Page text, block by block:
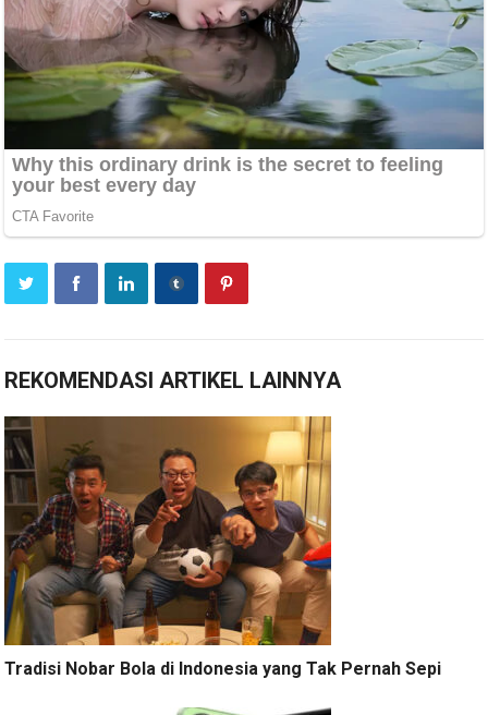
REKOMENDASI ARTIKEL LAINNYA
Tradisi Nobar Bola di Indonesia yang Tak Pernah Sepi